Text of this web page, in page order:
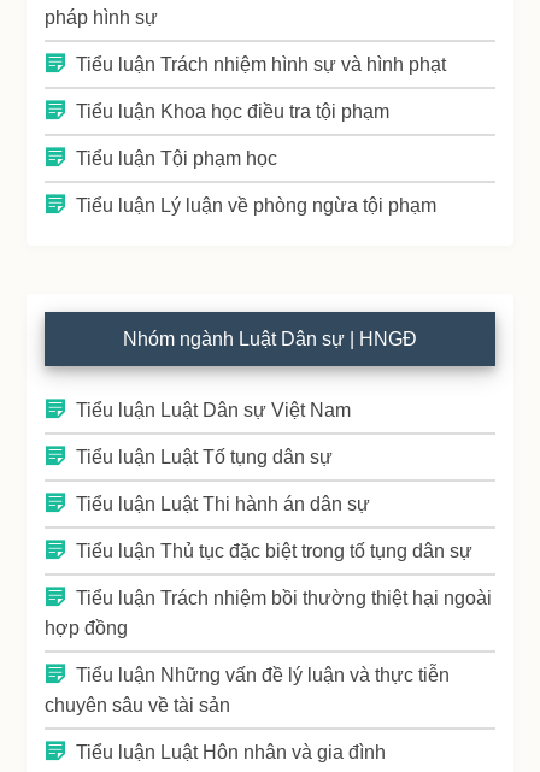
pháp hình sự
Tiểu luận Trách nhiệm hình sự và hình phạt
Tiểu luận Khoa học điều tra tội phạm
Tiểu luận Tội phạm học
Tiểu luận Lý luận về phòng ngừa tội phạm
Nhóm ngành Luật Dân sự | HNGĐ
Tiểu luận Luật Dân sự Việt Nam
Tiểu luận Luật Tố tụng dân sự
Tiểu luận Luật Thi hành án dân sự
Tiểu luận Thủ tục đặc biệt trong tố tụng dân sự
Tiểu luận Trách nhiệm bồi thường thiệt hại ngoài
hợp đồng
Tiểu luận Những vấn đề lý luận và thực tiễn
chuyên sâu về tài sản
Tiểu luận Luật Hôn nhân và gia đình